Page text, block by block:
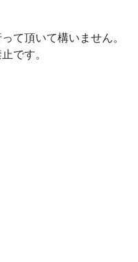
て頂いて構いません。
です。